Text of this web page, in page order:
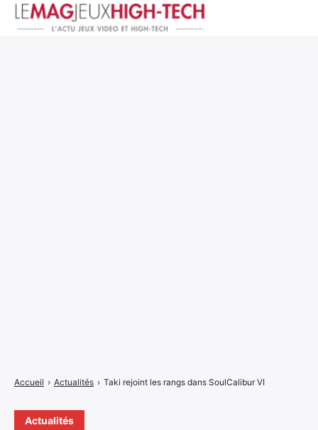
Actualités
Accueil › Actualités › Taki rejoint les rangs dans SoulCalibur VI